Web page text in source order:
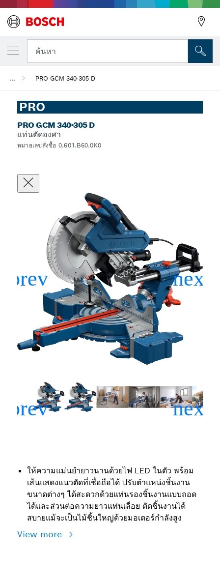
ค้นหา
... PRO GCM 340-305 D
PRO
PRO GCM 340-305 D
แท่นตัดองศา
หมายเลขสั่งซื้อ 0.601.B60.0K0
ให้ความแม่นยำยาวนานด้วยไฟ LED ในตัว พร้อม
เส้นแสดงแนวตัดที่เชื่อถือได้ ปรับตำแหน่งชิ้นงาน
ขนาดต่างๆ ได้สะดวกด้วยแท่นรองชิ้นงานแบบถอด
ได้และส่วนต่อความยาวแท่นเลื่อย ตัดชิ้นงานได้
สบายแม้จะเป็นไม้ชิ้นใหญ่ด้วยมอเตอร์กำลังสูง
View more